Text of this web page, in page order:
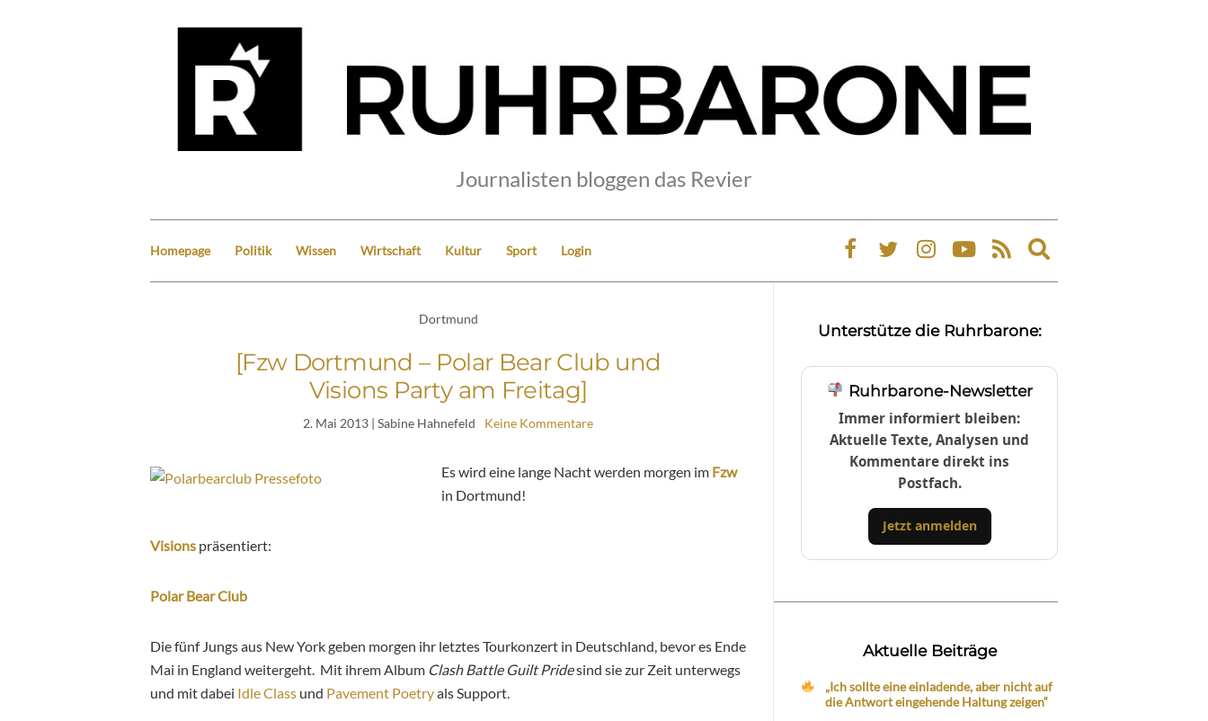
Journalisten bloggen das Revier
Homepage Politik Wissen Wirtschaft Kultur Sport Login
Expand
search
Dortmund
[Fzw Dortmund – Polar Bear Club und
Visions Party am Freitag]
2. Mai 2013 | Sabine Hahnefeld Keine Kommentare
Es wird eine lange Nacht werden morgen im Fzw
in Dortmund!
Visions präsentiert:
Polar Bear Club
Die fünf Jungs aus New York geben morgen ihr letztes Tourkonzert in Deutschland, bevor es Ende
Mai in England weitergeht. Mit ihrem Album Clash Battle Guilt Pridesind sie zur Zeit unterwegs
und mit dabei Idle Class und Pavement Poetryals Support.
Unterstütze die Ruhrbarone:
Ruhrbarone-Newsletter
Immer informiert bleiben:
Aktuelle Texte, Analysen und
Kommentare direkt ins
Postfach.
Jetzt anmelden
Aktuelle Beiträge
„Ich sollte eine einladende, aber nicht auf
die Antwort eingehende Haltung zeigen“